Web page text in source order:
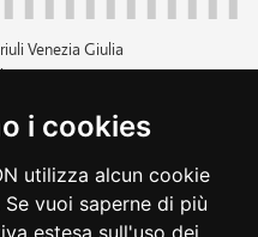
i cookies
utilizza alcun cookie
vuoi saperne di più
estesa sull'uso dei
Venezia Giulia
00526040324
trasparente
dichiarazione di